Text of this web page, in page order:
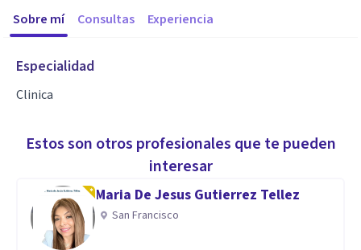
Sobre mí Consultas Experiencia
Especialidad
Clinica
Estos son otros profesionales que te pueden
interesar
Maria De Jesus Gutierrez Tellez
San Francisco